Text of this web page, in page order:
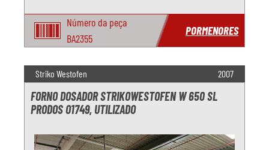
Número da peça
BA2355
PORMENORES
Striko Westofen 2007
FORNO DOSADOR STRIKOWESTOFEN W 650 SL
PRODOS O1749, UTILIZADO